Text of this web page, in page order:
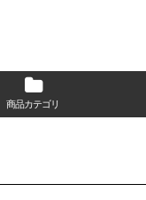
商品カテゴリ